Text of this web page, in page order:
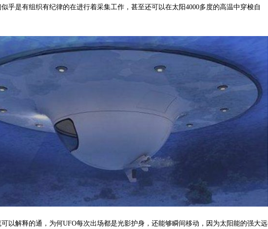
似乎是有组织有纪律的在进行着采集工作，甚至还可以在太阳4000多度的高温中穿梭自
可以解释的通，为何UFO每次出场都是光影护身，还能够瞬间移动，因为太阳能的强大远